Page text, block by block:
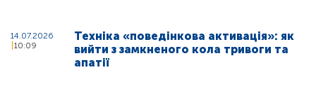
14.07.2026
10:09
Техніка «поведінкова активація»: як
вийти з замкненого кола тривоги та
апатії